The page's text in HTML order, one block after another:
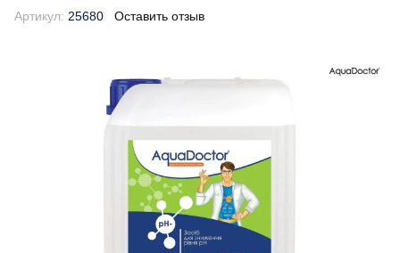
Артикул: 25680 Оставить отзыв